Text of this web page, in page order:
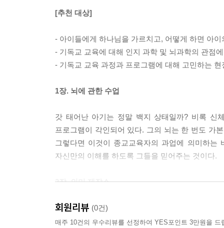
[추천 대상]
- 아이들에게 하나님을 가르치고, 어떻게 하면 아
- 기독교 교육에 대해 인지 과학 및 뇌과학의 관점
- 기독교 교육 과정과 프로그램에 대해 고민하는
1장. 뇌에 관한 수업
갓 태어난 아기는 정말 백지 상태일까? 비록 신
프로그램이 각인되어 있다. 그의 뇌는 한 번도 가
그렇다면 이것이 종교교육자의 과업에 의미하
자신만의 이해를 하도록 그들을 믿어주는 것이다.
2장. 의미 제작소
뇌는 의미 제작소이다. 뇌는 기억의 ‘저장소’를 필
처리하는 ‘하역장'을 가지고 있다. 뇌에서 만들어
회원리뷰 (0건)
매주 10건의 우수리뷰를 선정하여 YES포인트 3만원을 드